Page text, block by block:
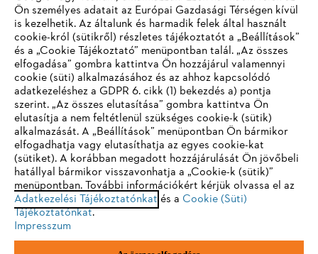
STIHL GYIK
Szerviz
Adatvédelem Impresszum Cookie tájékoztató
Jogi információk
IHR BROWSER WIRD NICHT
UNTERSTÜTZT
Sie nutzen einen Browser, den wir noch nicht unterstützen. Für
eine optimale Nutzung unserer Seite empfehlen wir Ihnen, zu
einem der folgenden Browser zu wechseln:
Firefox Chrome
Ön személyes adatait az Európai Gazdasági Térségen kívül
is kezelhetik. Az általunk és harmadik felek által használt
cookie-król (sütikről) részletes tájékoztatót a „Beállítások”
és a „Cookie Tájékoztató” menüpontban talál. „Az összes
elfogadása” gombra kattintva Ön hozzájárul valamennyi
cookie (süti) alkalmazásához és az ahhoz kapcsolódó
adatkezeléshez a GDPR 6. cikk (1) bekezdés a) pontja
szerint. „Az összes elutasítása” gombra kattintva Ön
elutasítja a nem feltétlenül szükséges cookie-k (sütik)
alkalmazását. A „Beállítások” menüpontban Ön bármikor
elfogadhatja vagy elutasíthatja az egyes cookie-kat
(sütiket). A korábban megadott hozzájárulását Ön jövőbeli
hatállyal bármikor visszavonhatja a „Cookie-k (sütik)”
menüpontban. További információkért kérjük olvassa el az
Adatkezelési Tájékoztatónkat és a Cookie (Süti)
Tájékoztatónkat.
Impresszum